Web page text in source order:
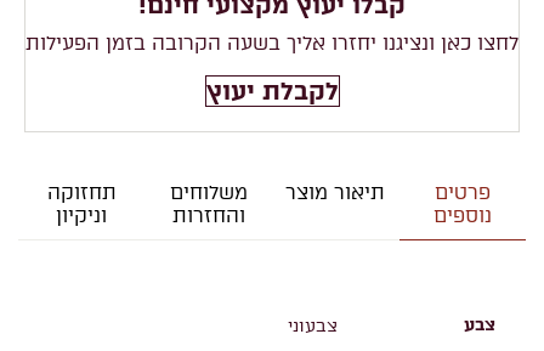
לחצו כאן ונציגנו יחזרו אליך בשעה הקרובה בזמן הפעילות
לקבלת יעוץ
פרטים
נוספים
תיאור מוצר
משלוחים
והחזרות
תחזוקה
וניקיון
צבע צבעוני